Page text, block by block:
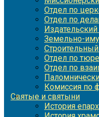
Отдел по
Отдел по
Земельно-
Отдел по
Отдел по
Комиссия по
Святые и святыни
История